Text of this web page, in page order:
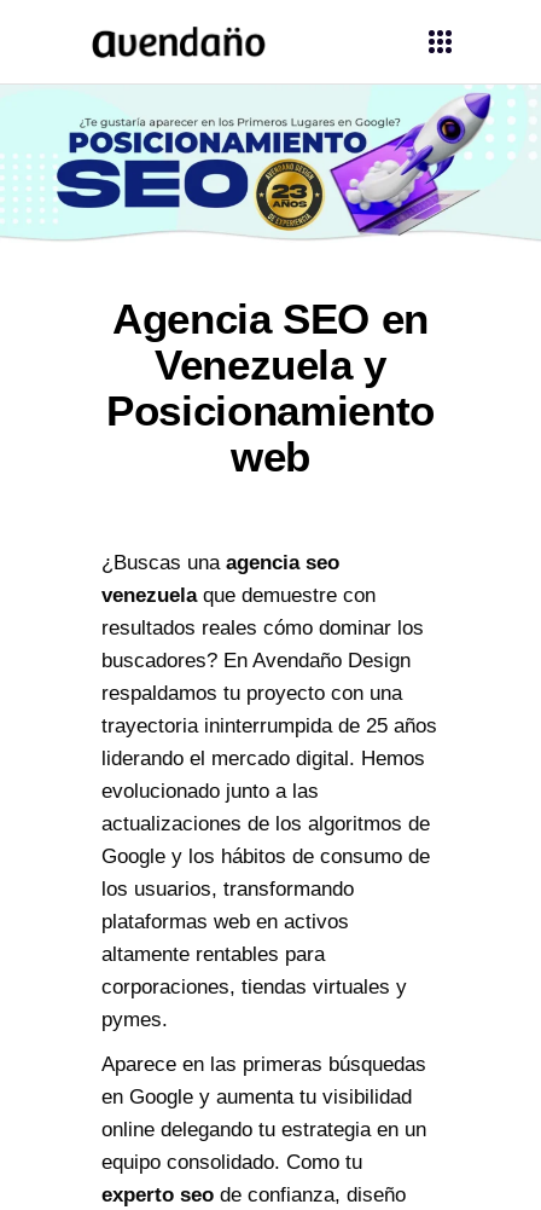
Agencia SEO en
Venezuela y
Posicionamiento
web
¿Buscas una agencia seo
venezuelaque demuestre con
resultados reales cómo dominar los
buscadores? En Avendaño Design
respaldamos tu proyecto con una
trayectoria ininterrumpida de 25 años
liderando el mercado digital. Hemos
evolucionado junto a las
actualizaciones de los algoritmos de
Google y los hábitos de consumo de
los usuarios, transformando
plataformas web en activos
altamente rentables para
corporaciones, tiendas virtuales y
pymes.
Aparece en las primeras búsquedas
en Google y aumenta tu visibilidad
online delegando tu estrategia en un
equipo consolidado. Como tu
experto seo de confianza, diseño